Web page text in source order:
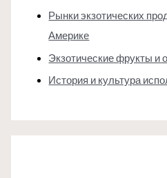
Рынки экзотических
Америке
Экзотические фрукты и
История и культура